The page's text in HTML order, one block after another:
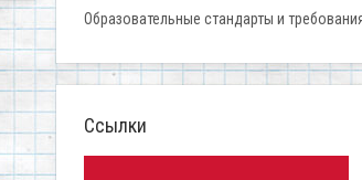
Образовательные стандарты и
Ссылки